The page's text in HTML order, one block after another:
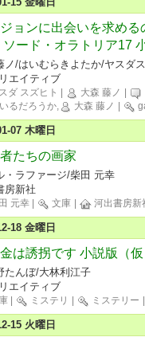
ョンに出会いを求め
ソード・オラトリア17
ノ/はいむらきよたか/ヤスダ
エイティブ
ダ スズヒト 大森 藤ノ
るだろうか,
大森 藤ノ
07 木曜日
たちの画家
・ラファージ/柴田 元幸
房新社
元幸 文庫 河出書房新
18 金曜日
は誘拐です 小説版（
たんぼ/大林利江子
エイティブ
ミステリ ミステリー
15 火曜日